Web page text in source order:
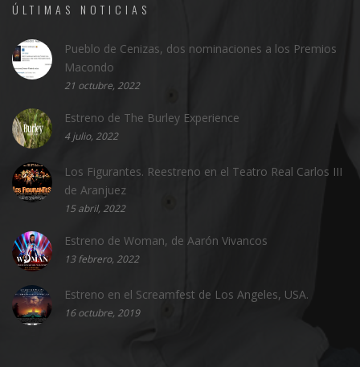
ÚLTIMAS NOTICIAS
Pueblo de Cenizas, dos nominaciones a los Premios
Macondo
21 octubre, 2022
Estreno de The Burley Experience
4 julio, 2022
Los Figurantes. Reestreno en el Teatro Real Carlos III
de Aranjuez
15 abril, 2022
Estreno de Woman, de Aarón Vivancos
13 febrero, 2022
Estreno en el Screamfest de Los Angeles, USA.
16 octubre, 2019